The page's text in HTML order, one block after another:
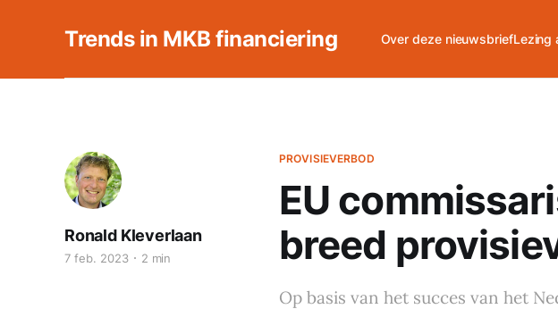
Trends in MKB financiering Over deze nieuwsbriefLezing
PROVISIEVERBOD
EU
breed
Ronald Kleverlaan
7 feb. 2023 2 min
Op basis van het succes van het